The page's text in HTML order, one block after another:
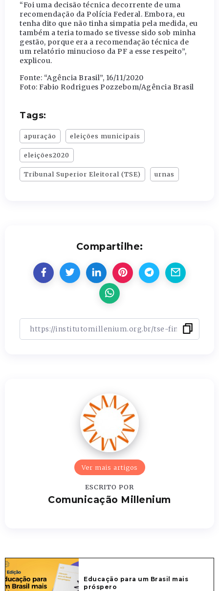
“Foi uma decisão técnica decorrente de uma
recomendação da Polícia Federal. Embora, eu
tenha dito que não tinha simpatia pela medida, eu
também a teria tomado se tivesse sido sob minha
gestão, porque era a recomendação técnica de
um relatório minucioso da PF a esse respeito”,
explicou.
Fonte: “Agência Brasil”, 16/11/2020
Foto: Fabio Rodrigues Pozzebom/Agência Brasil
Tags:
apuração eleições municipais
eleições2020
Tribunal Superior Eleitoral (TSE) urnas
Compartilhe:
Ver mais artigos
ESCRITO POR
Comunicação Millenium
Educação para um Brasil mais
próspero